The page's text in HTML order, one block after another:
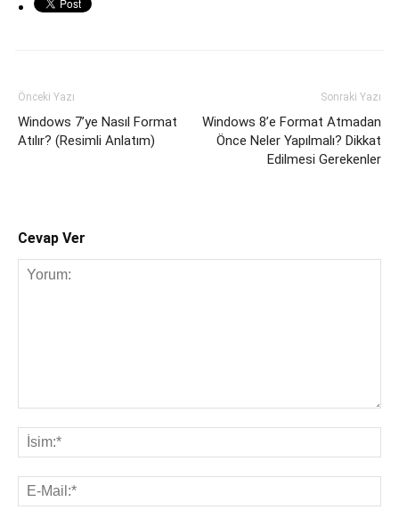
Önceki Yazı
Windows 7’ye Nasıl Format
Atılır? (Resimli Anlatım)
Sonraki Yazı
Windows 8’e Format Atmadan
Önce Neler Yapılmalı? Dikkat
Edilmesi Gerekenler
Cevap Ver